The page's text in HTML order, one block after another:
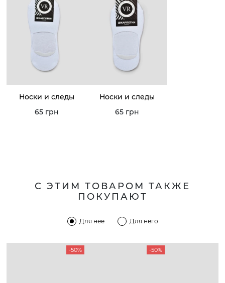
Носки и следы
65 грн
Носки и следы
65 грн
С ЭТИМ ТОВАРОМ ТАКЖЕ
ПОКУПАЮТ
Для нее Для него
-50% -50%